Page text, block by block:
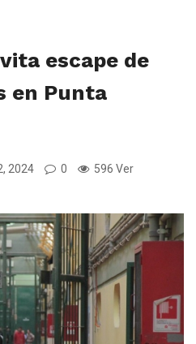
escape de
en Punta
2024 0 596 Ver